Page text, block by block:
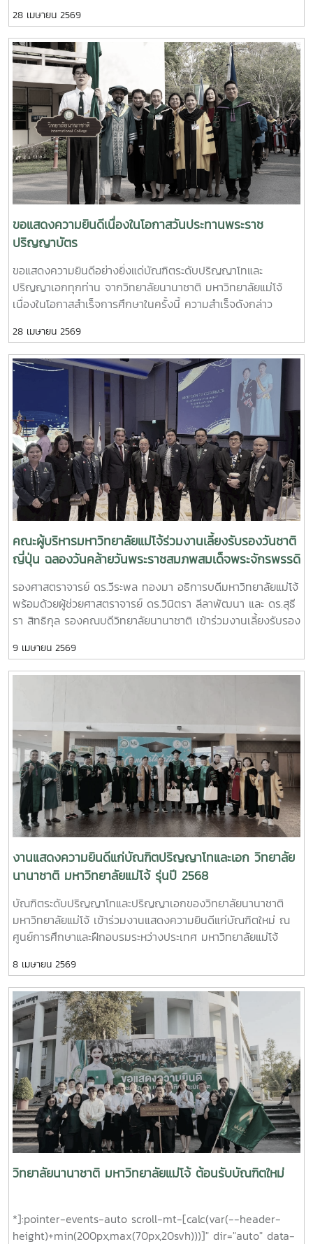
ณ มหาวิทยาลัยแม่โจ้ ต่อไป
วิจัยภูมิภาค (ภาคเหนือ) ณ จังหวัดเชียงใหม่ ใน
โอกาสนี้ ท่านยังได้เข้าร่วมการประชุมหารือและแลกเปลี่ยนความคิด
เห็น ในฐานะผู้มีบทบาทสำคัญในการขับเคลื่อนโครงการ “ศูนย์วิจัย
ชุมชนต้นแบบการเพาะเห็ดถอบมหัศจรรย์: 7 วันสร้างรายได้” ซึ่ง
ตั้งอยู่ในตำบลแม่แฝกใหม่ อำเภอสันทราย จังหวัดเชียงใหม่
28 เมษายน 2569
ขอแสดงความยินดีเนื่องในโอกาสวันประทานพระราช
ปริญญาบัตร
ขอแสดงความยินดีอย่างยิ่งแด่บัณฑิตระดับปริญญาโทและ
ปริญญาเอกทุกท่าน จากวิทยาลัยนานาชาติ มหาวิทยาลัยแม่โจ้
เนื่องในโอกาสสำเร็จการศึกษาในครั้งนี้ ความสำเร็จดังกล่าว
เนื่องของท่าน ในการแสวงหาความเป็นเลิศทางวิชาการ การวิจัย
และการพัฒนาความรู้ในสาขาวิชาของตนเองอย่างแท้จริงการได้รับ
ปริญญาในระดับมหาบัณฑิตและดุษฎีบัณฑิตนับเป็นเกียรติประวัติ
อันภาคภูมิใจ มิใช่เฉพาะสำหรับตัวบัณฑิตเท่านั้น หากยังเป็นความ
ภาคภูมิใจของครอบครัว ตลอดจนสถาบันการศึกษาที่ได้อบรมสั่ง
สอนอีกด้วย ตลอดระยะเวลาการศึกษา บัณฑิตทุกท่านได้แสดงให้
เห็นถึงศักยภาพ ความเชี่ยวชาญ และความรับผิดชอบในฐานะนัก
วิชาการที่มีความพร้อมในการมีบทบาทสำคัญในการพัฒนาสังคม
และประเทศชาติในโอกาสอันเป็นมงคลนี้ ขออำนวยพรให้บัณฑิตทุก
ท่านประสบความสำเร็จในเส้นทางวิชาชีพและชีวิตส่วนตัว มีความ
มั่นคง ก้าวหน้า และสามารถสร้างคุณประโยชน์ที่ยั่งยืนแก่สังคม
สืบไป ขอแสดงความยินดีอีกครั้งในความสำเร็จอันน่าภาคภูมิใจ
ของทุกท่าน ??
28 เมษายน 2569
คณะผู้บริหารมหาวิทยาลัยแม่โจ้ร่วมงานเลี้ยงรับรองวันชาติ
ญี่ปุ่น ฉลองวันคล้ายวันพระราชสมภพสมเด็จพระจักรพรรดิ
รองศาสตราจารย์ ดร.วีระพล ทองมา อธิการบดีมหาวิทยาลัยแม่โจ้
พร้อมด้วยผู้ช่วยศาสตราจารย์ ดร.วินิตรา ลีลาพัฒนา และ ดร.สุธี
รา สิทธิกุล รองคณบดีวิทยาลัยนานาชาติ เข้าร่วมงานเลี้ยงรับรอง
สมภพครบรอบ 66 ปี ของสมเด็จพระจักรพรรดิแห่งญี่ปุ่น โดย
งานจัดขึ้น ณ ห้องสุเทพ ชั้น 4 โรงแรมเชียงใหม่ แมริออท
9 เมษายน 2569
งานแสดงความยินดีแก่บัณฑิตปริญญาโทและเอก วิทยาลัย
นานาชาติ มหาวิทยาลัยแม่โจ้ รุ่นปี 2568
บัณฑิตระดับปริญญาโทและปริญญาเอกของวิทยาลัยนานาชาติ
มหาวิทยาลัยแม่โจ้ เข้าร่วมงานแสดงความยินดีแก่บัณฑิตใหม่ ณ
ศูนย์การศึกษาและฝึกอบรมระหว่างประเทศ มหาวิทยาลัยแม่โจ้
ของบัณฑิตรุ่นปี 2568 บรรยากาศเต็มไปด้วยความอบอุ่น ความ
ภาคภูมิใจ และความยินดีจากคณาจารย์ บุคลากร ครอบครัว และ
เพื่อน ๆ ที่มาร่วมแสดงความยินดีอย่างเต็มใจ ภายในงานมีพิธี
แสดงความยินดีและได้รับเกียรติจาก รองศาสตราจารย์ ดร.วีรพล
ทองมา อธิการบดีมหาวิทยาลัยแม่โจ้ เข้าร่วมแสดงความยินดีด้วย
นอกจากนี้ยังมีการมอบของที่ระลึกและถ่ายภาพร่วมกันเพื่อบันทึก
ช่วงเวลาที่น่าจดจำ ซึ่งเป็นอีกหนึ่งเหตุการณ์สำคัญในเส้นทางการ
ศึกษาของบัณฑิตวิทยาลัยนานาชาติรู้สึกภาคภูมิใจอย่างยิ่งในความ
สำเร็จของบัณฑิตทุกคน และขออวยพรให้ประสบความสำเร็จอย่าง
ต่อเนื่อง เติบโตในสายอาชีพ และมีโอกาสเป็นผู้มีคุณค่าในการ
สร้างประโยชน์ให้สังคมและประเทศชาติ ขอแสดงความยินดีอีกครั้ง
กับบัณฑิตทุกคนกับความสำเร็จที่น่าภาคภูมิใจและคู่ควรนี้
8 เมษายน 2569
วิทยาลัยนานาชาติ มหาวิทยาลัยแม่โจ้ ต้อนรับบัณฑิตใหม่
*]:pointer-events-auto scroll-mt-[calc(var(--header-
height)+min(200px,max(70px,20svh)))]" dir="auto" data-